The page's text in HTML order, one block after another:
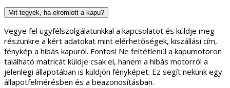
Mit tegyek, ha elromlott a kapu?
Vegye fel ügyfélszolgálatunkkal a kapcsolatot és küldje meg
részünkre a kért adatokat mint elérhetőségek, kiszállási cím,
fénykép a hibás kapuról. Fontos! Ne feltétlenül a kapumotoron
található matricát küldje csak el, hanem a hibás motorról a
jelenlegi állapotában is küldjön fényképet. Ez segít nekünk egy
állapotfelmérésben és a beazonosításban.